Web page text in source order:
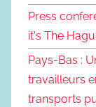
Press
it's The
Pays-Bas :
travailleurs
transports